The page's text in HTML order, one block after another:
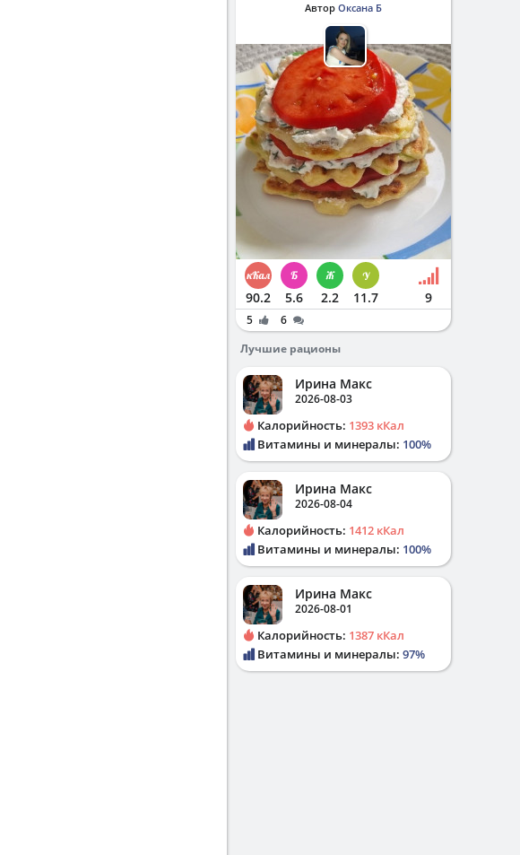
Автор Оксана Б
90.2 5.6 2.2 11.7 9
5
6
Лучшие рационы
Ирина Макс
2026-08-03
Калорийность: 1393 кКал
Витамины и минералы: 100%
Ирина Макс
2026-08-04
Калорийность: 1412 кКал
Витамины и минералы: 100%
Ирина Макс
2026-08-01
Калорийность: 1387 кКал
Витамины и минералы: 97%